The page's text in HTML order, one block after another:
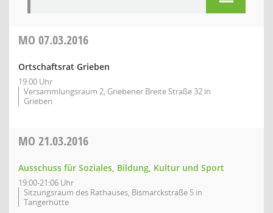
MO 07.03.2016
Ortschaftsrat Grieben
19:00 Uhr
Versammlungsraum 2, Griebener Breite Straße 32 in
Grieben
MO 21.03.2016
Ausschuss für Soziales, Bildung, Kultur und Sport
19:00-21:06 Uhr
Sitzungsraum des Rathauses, Bismarckstraße 5 in
Tangerhütte